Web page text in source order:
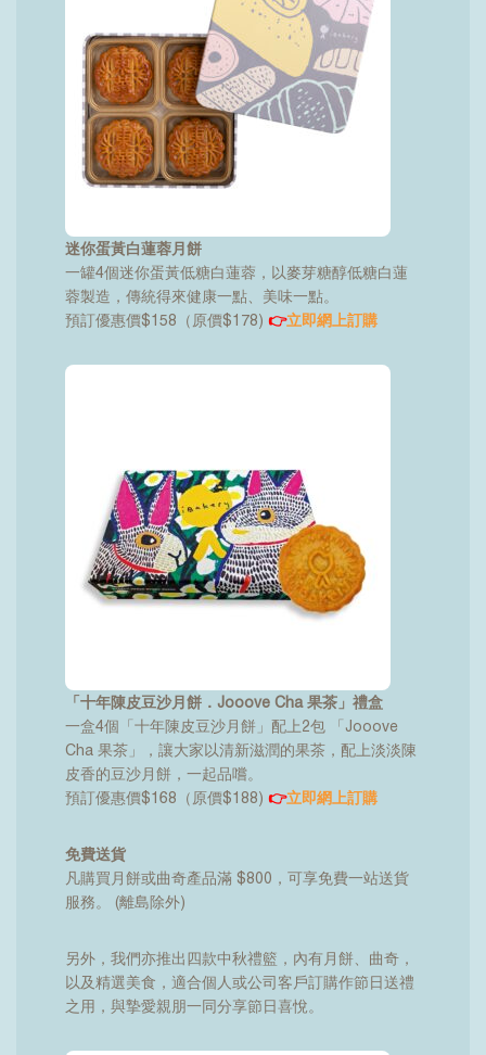
迷你蛋黃白蓮蓉月餅
一罐4個迷你蛋黃低糖白蓮蓉，以麥芽糖醇低糖白蓮
蓉製造，傳統得來健康一點、美味一點。
預訂優惠價$158（原價$178) 👉立即網上訂購
「十年陳皮豆沙月餅．Jooove Cha 果茶」禮盒
一盒4個「十年陳皮豆沙月餅」配上2包 「Jooove
Cha 果茶」，讓大家以清新滋潤的果茶，配上淡淡陳
皮香的豆沙月餅，一起品嚐。
預訂優惠價$168（原價$188) 👉立即網上訂購
免費送貨
凡購買月餅或曲奇產品滿 $800，可享免費一站送貨
服務。 (離島除外)
另外，我們亦推出四款中秋禮籃，內有月餅、曲奇，
以及精選美食， 適合個人或公司客戶訂購作節日送禮
之用， 與摯愛親朋一同分享節日喜悅。